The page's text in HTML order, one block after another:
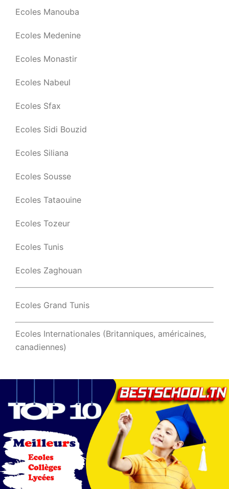
Ecoles Manouba
Ecoles Medenine
Ecoles Monastir
Ecoles Nabeul
Ecoles Sfax
Ecoles Sidi Bouzid
Ecoles Siliana
Ecoles Sousse
Ecoles Tataouine
Ecoles Tozeur
Ecoles Tunis
Ecoles Zaghouan
Ecoles Grand Tunis
Ecoles Internationales (Britanniques, américaines,
canadiennes)